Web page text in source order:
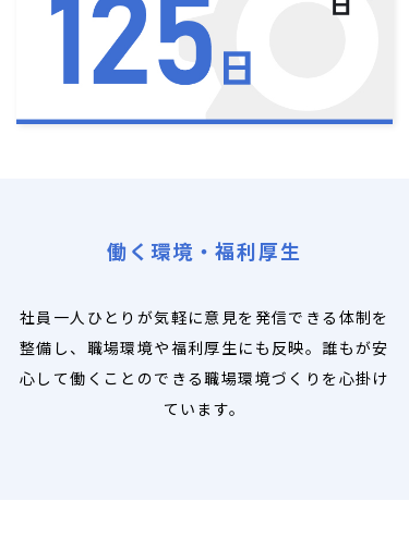
働く環境・福利厚生
社員一人ひとりが気軽に意見を発信できる体制を
整備し、職場環境や福利厚生にも反映。誰もが安
心して働くことのできる職場環境づくりを心掛け
ています。